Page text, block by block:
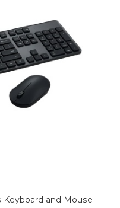
Keyboard and Mouse